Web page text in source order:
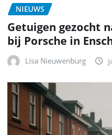
NIEUWS
Getuigen gezocht
bij Porsche in
Lisa Nieuwenburg